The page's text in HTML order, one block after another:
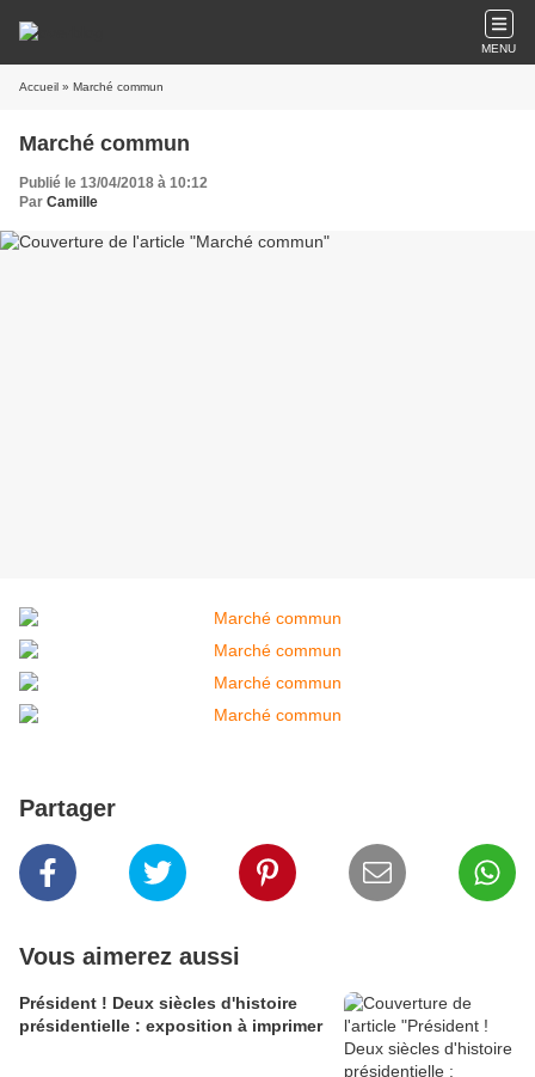
MENU
Accueil » Marché commun
Marché commun
Publié le 13/04/2018 à 10:12
Par Camille
Partager
Vous aimerez aussi
Président ! Deux siècles d'histoire
présidentielle : exposition à imprimer